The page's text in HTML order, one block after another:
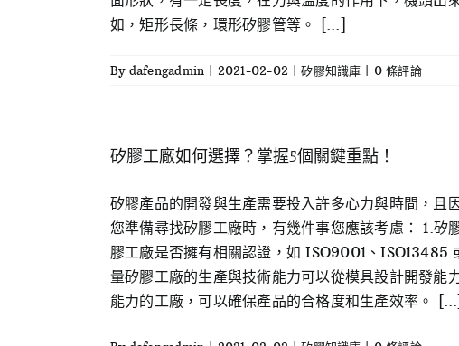
如，矩形長條，環形矽膠管等。 [...]
By dafengadmin 2021-02-02 矽膠知識庫 0 條評論
矽膠工廠如何選擇？掌握5個關鍵重點！
矽膠產品的開發與生產需要投入許多心力與時間，且
您準備尋找矽膠工廠時，有幾件事您應該考慮： 1.
膠工廠是否擁有相關認證，如 ISO9001、
量矽膠工廠的生產與技術能力可以從模具設計開發
能力的工廠，可以確保產品的合格度和生產效率。 [...]